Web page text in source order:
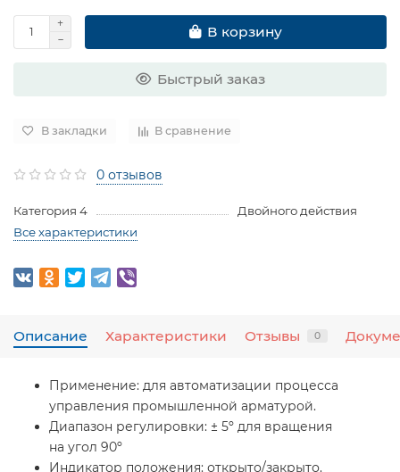
В корзину
Быстрый заказ
В закладки В сравнение
0 отзывов
Категория 4
Двойного действия
Все характеристики
Описание Характеристики Отзывы 0
Применение: для автоматизации процесса
управления промышленной арматурой.
Диапазон регулировки: ± 5º для вращения
на угол 90º
Индикатор положения: открыто/закрыто.